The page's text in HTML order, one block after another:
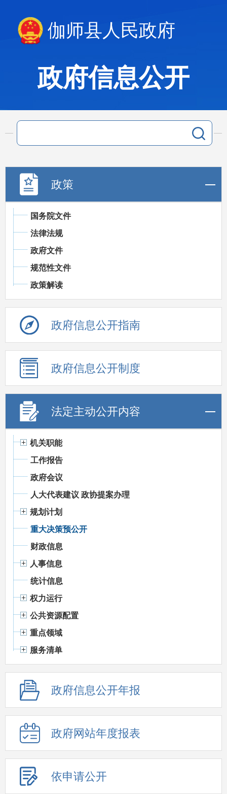
伽师县人民政府
政府信息公开
政策
国务院文件
法律法规
政府文件
规范性文件
政策解读
政府信息公开指南
政府信息公开制度
法定主动公开内容
机关职能
工作报告
政府会议
人大代表建议 政协提案办理
规划计划
重大决策预公开
财政信息
人事信息
统计信息
权力运行
公共资源配置
重点领域
服务清单
政府信息公开年报
政府网站年度报表
依申请公开